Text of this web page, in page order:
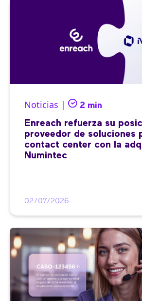
Noticias | 2 min
Enreach refuerza su
proveedor de soluciones
contact center con la
Numintec
02/07/2026